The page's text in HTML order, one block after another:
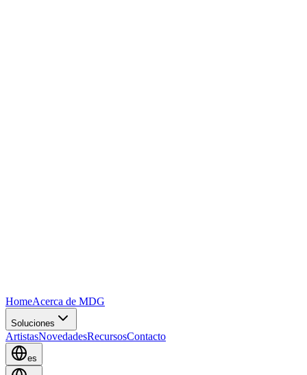
HomeAcerca de MDG
Soluciones
ArtistasNovedadesRecursosContacto
es